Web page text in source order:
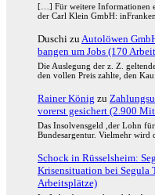
[…] Für weitere Informationen
der Carl Klein GmbH:
Duschi zuAutolöwen
bangen um Jobs (170
Die Auslegung der z. Z.
den vollen Preis zahlte, den
Rainer König zu
vorerst gesichert (2.900
Das Insolvensgeld ,der Lohn
Bundesargentur. Vielmehr wird
Schock in Rüsselsheim:
Krisensituation bei Segula
Arbeitsplätze)